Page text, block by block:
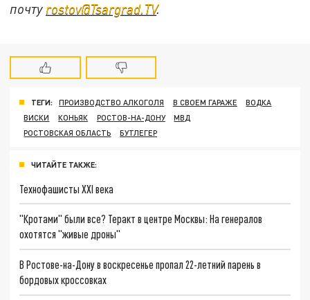
почту rostov@Tsargrad.ТV.
ТЕГИ: ПРОИЗВОДСТВО АЛКОГОЛЯ В СВОЕМ ГАРАЖЕ
ВОДКА
ВИСКИ
КОНЬЯК РОСТОВ-НА-ДОНУ
МВД
РОСТОВСКАЯ ОБЛАСТЬ
БУТЛЕГЕР
ЧИТАЙТЕ ТАКЖЕ:
Технофашисты XXI века
"Кротами" были все? Теракт в центре Москвы: На генералов
охотятся "живые дроны"
В Ростове-на-Дону в воскресенье пропал 22-летний парень в
бордовых кроссовках